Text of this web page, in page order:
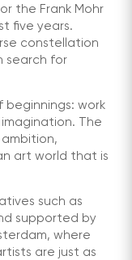
the Frank Mohr
five years.
constellation
search for
work
The
art world that is
such as
supported by
where
are just as